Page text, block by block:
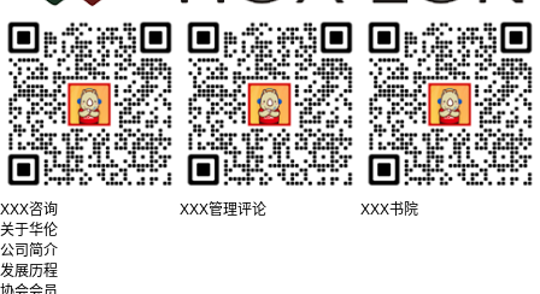
XXX咨询 XXX管理评论
XXX书院
关于华伦
公司简介
发展历程